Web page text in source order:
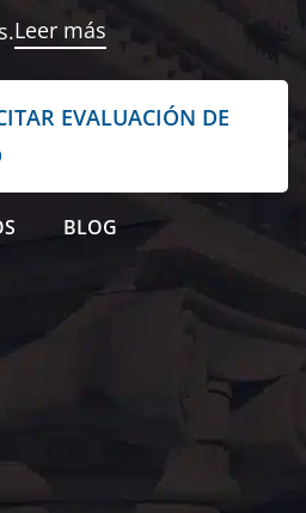
Leer más
EVALUACIÓN DE
BLOG